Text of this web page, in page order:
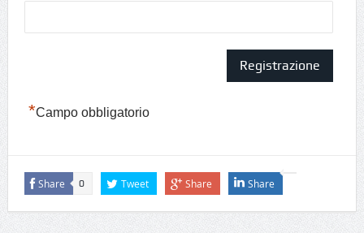
*Campo obbligatorio
Share 0 Tweet Share Share